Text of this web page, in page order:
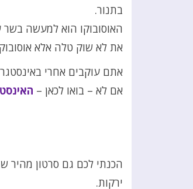
בתנור.
האוסובוקו הוא למעשה
את לא שוק טלה אלא
אתם עוקבים אחרי
אם לא – בואו לכאן –
הכנתי לכם גם סרטון מהיר
ירקות.